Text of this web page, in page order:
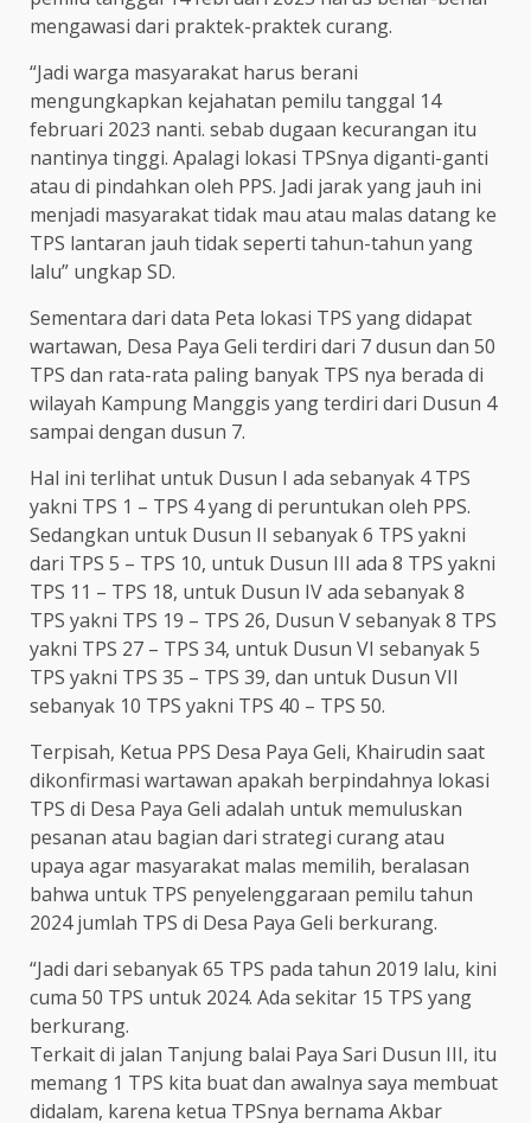
mengawasi dari praktek-praktek curang.
“Jadi warga masyarakat harus berani
mengungkapkan kejahatan pemilu tanggal 14
februari 2023 nanti. sebab dugaan kecurangan itu
nantinya tinggi. Apalagi lokasi TPSnya diganti-ganti
atau di pindahkan oleh PPS. Jadi jarak yang jauh ini
menjadi masyarakat tidak mau atau malas datang ke
TPS lantaran jauh tidak seperti tahun-tahun yang
lalu” ungkap SD.
Sementara dari data Peta lokasi TPS yang didapat
wartawan, Desa Paya Geli terdiri dari 7 dusun dan 50
TPS dan rata-rata paling banyak TPS nya berada di
wilayah Kampung Manggis yang terdiri dari Dusun 4
sampai dengan dusun 7.
Hal ini terlihat untuk Dusun I ada sebanyak 4 TPS
yakni TPS 1 – TPS 4 yang di peruntukan oleh PPS.
Sedangkan untuk Dusun II sebanyak 6 TPS yakni
dari TPS 5 – TPS 10, untuk Dusun III ada 8 TPS yakni
TPS 11 – TPS 18, untuk Dusun IV ada sebanyak 8
TPS yakni TPS 19 – TPS 26, Dusun V sebanyak 8 TPS
yakni TPS 27 – TPS 34, untuk Dusun VI sebanyak 5
TPS yakni TPS 35 – TPS 39, dan untuk Dusun VII
sebanyak 10 TPS yakni TPS 40 – TPS 50.
Terpisah, Ketua PPS Desa Paya Geli, Khairudin saat
dikonfirmasi wartawan apakah berpindahnya lokasi
TPS di Desa Paya Geli adalah untuk memuluskan
pesanan atau bagian dari strategi curang atau
upaya agar masyarakat malas memilih, beralasan
bahwa untuk TPS penyelenggaraan pemilu tahun
2024 jumlah TPS di Desa Paya Geli berkurang.
“Jadi dari sebanyak 65 TPS pada tahun 2019 lalu, kini
cuma 50 TPS untuk 2024. Ada sekitar 15 TPS yang
berkurang.
Terkait di jalan Tanjung balai Paya Sari Dusun III, itu
memang 1 TPS kita buat dan awalnya saya membuat
didalam, karena ketua TPSnya bernama Akbar